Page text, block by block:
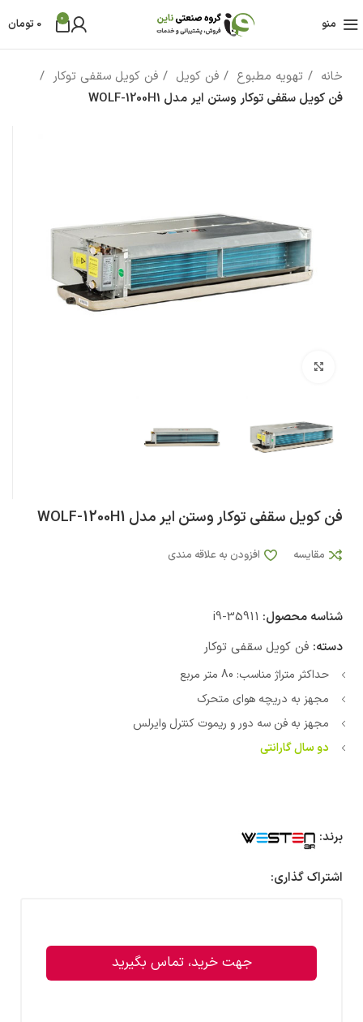
منو 0
0 تومان
خانه تهویه مطبوع فن کویل
فن کویل سقفی توکار
فن کویل سقفی توکار وستن ایر مدل WOLF-1200H1
فن کویل سقفی توکار وستن ایر مدل WOLF-1200H1
مقایسه افزودن به علاقه مندی
شناسه محصول: i9-35911
دسته: فن کویل سقفی توکار
حداکثر متراژ مناسب: 80 متر مربع
مجهز به دریچه هوای متحرک
مجهز به فن سه دور و ریموت کنترل وایرلس
دو سال گارانتی
برند:
اشتراک گذاری:
جهت خرید، تماس بگیرید